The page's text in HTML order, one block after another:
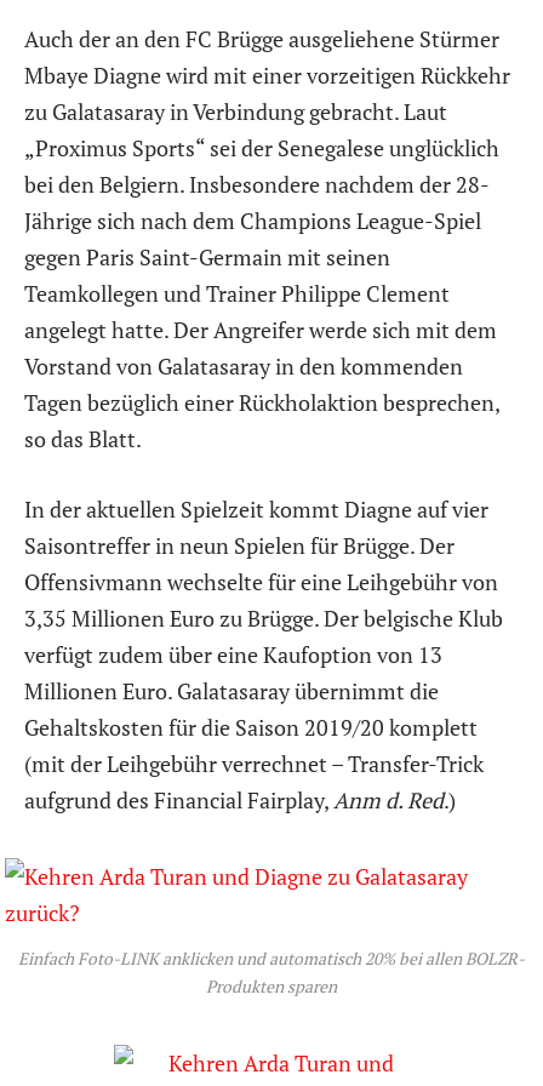
Auch der an den FC Brügge ausgeliehene Stürmer
Mbaye Diagne wird mit einer vorzeitigen Rückkehr
zu Galatasaray in Verbindung gebracht. Laut
„Proximus Sports“ sei der Senegalese unglücklich
bei den Belgiern. Insbesondere nachdem der 28-
Jährige sich nach dem Champions League-Spiel
gegen Paris Saint-Germain mit seinen
Teamkollegen und Trainer Philippe Clement
angelegt hatte. Der Angreifer werde sich mit dem
Vorstand von Galatasaray in den kommenden
Tagen bezüglich einer Rückholaktion besprechen,
so das Blatt.
In der aktuellen Spielzeit kommt Diagne auf vier
Saisontreffer in neun Spielen für Brügge. Der
Offensivmann wechselte für eine Leihgebühr von
3,35 Millionen Euro zu Brügge. Der belgische Klub
verfügt zudem über eine Kaufoption von 13
Millionen Euro. Galatasaray übernimmt die
Gehaltskosten für die Saison 2019/20 komplett
(mit der Leihgebühr verrechnet – Transfer-Trick
aufgrund des Financial Fairplay,Anm d. Red.)
Einfach Foto-LINK anklicken und automatisch 20% bei allen BOLZR-
Produkten sparen